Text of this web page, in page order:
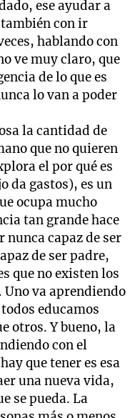
ese ayudar a
con ir
hablando con
ve muy claro, que
de lo que es
lo van a poder
la cantidad de
que no quieren
el por qué es
da gastos), es un
ocupa mucho
tan grande hace
nunca capaz de ser
de ser padre,
que no existen los
Uno va aprendiendo
educamos
otros. Y bueno, la
con el
que tener es esa
una nueva vida,
se pueda. La